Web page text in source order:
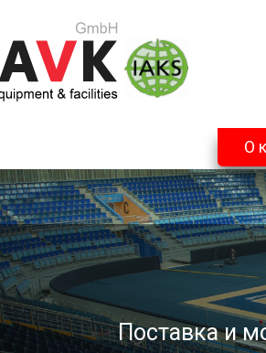
О
Поставка и